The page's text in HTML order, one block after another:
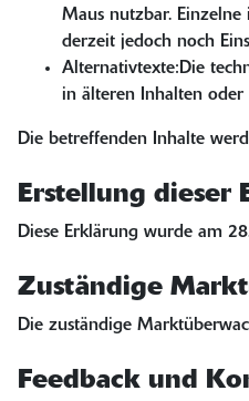
Maus nutzbar.
derzeit jedoch noch
Alternativtexte:Die
in älteren Inhalten
Die betreffenden Inhalte
Erstellung dieser
Diese Erklärung wurde am
Zuständige
Die zuständige
Feedback und